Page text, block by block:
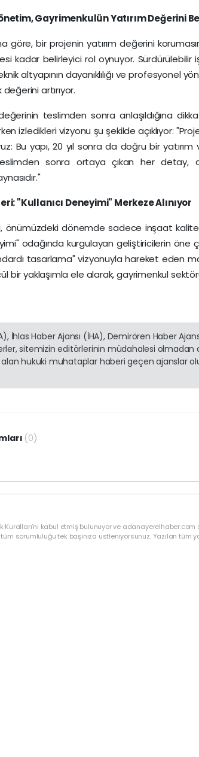
netim, Gayrimenkulün Yatırım Değerini
göre, bir projenin yatırım değerini
kadar belirleyici rol oynuyor. Sürdürülebilir
altyapının dayanıklılığı ve profesyonel
artırıyor.
teslimden sonra anlaşıldığına
izledikleri vizyonu şu şekilde açıklıyor:
Bu yapı, 20 yıl sonra da doğru bir
sonra ortaya çıkan her detay,
"Kullanıcı Deneyimi" Merkeze Alınıyor
önümüzdeki dönemde sadece inşaat
odağında kurgulayan geliştiricilerin öne
tasarlama" vizyonuyla hareket eden
bir yaklaşımla ele alarak, gayrimenkul
İhlas Haber Ajansı (İHA), Demirören Haber
sitemizin editörlerinin müdahalesi olmadan
hukuki muhataplar haberi geçen ajanslar
(0)
Kuralları’nı kabul etmiş bulunuyor ve adanayerelhaber.com
sorumluluğu tek başınıza üstleniyorsunuz. Yazılan